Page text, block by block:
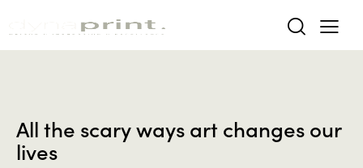
All the scary ways art changes our
lives